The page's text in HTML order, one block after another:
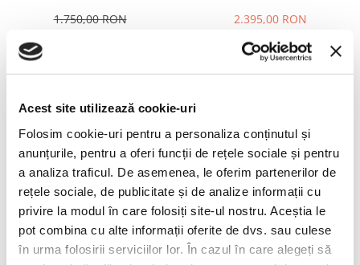
Acest site utilizează cookie-uri
Folosim cookie-uri pentru a personaliza conținutul și
anunțurile, pentru a oferi funcții de rețele sociale și pentru
a analiza traficul. De asemenea, le oferim partenerilor de
rețele sociale, de publicitate și de analize informații cu
privire la modul în care folosiți site-ul nostru. Aceștia le
pot combina cu alte informații oferite de dvs. sau culese
în urma folosirii serviciilor lor. În cazul în care alegeți să
TIFFANY&CO
ZILLI
1.750,00 RON
2.395,00 RON
ÎN STOC
Maui Jim Komohana Rose
Black Gloss
925,00 RON
ÎN STOC
ADAUGĂ ÎN COȘ
-25%
ZILLI ZI65067 C01 Black and
Rose Gold
3.565,00 RON
2.673,75 RON
ÎN STOC
ADAUGĂ ÎN COȘ